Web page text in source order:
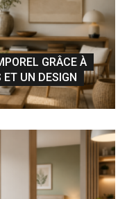
GRÂCE À
ET UN DESIGN